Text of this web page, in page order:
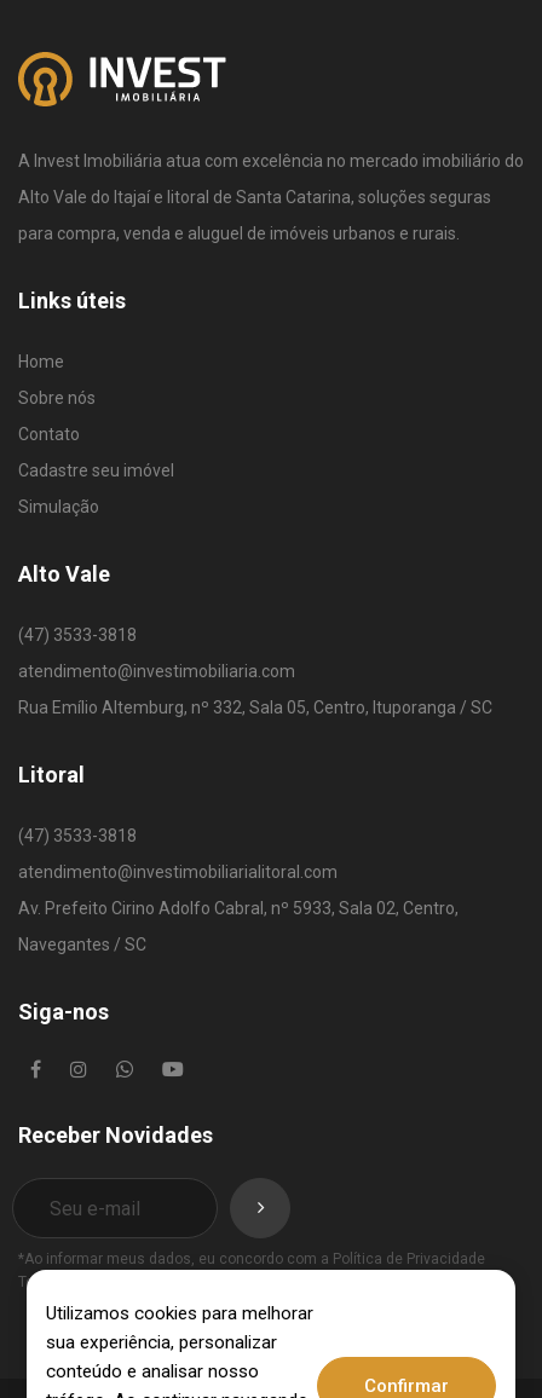
A Invest Imobiliária atua com excelência no mercado imobiliário do
Alto Vale do Itajaí e litoral de Santa Catarina, soluções seguras
para compra, venda e aluguel de imóveis urbanos e rurais.
Links úteis
Home
Sobre nós
Contato
Cadastre seu imóvel
Simulação
Alto Vale
(47) 3533-3818
atendimento@investimobiliaria.com
Rua Emílio Altemburg, nº 332, Sala 05, Centro, Ituporanga / SC
Litoral
(47) 3533-3818
atendimento@investimobiliarialitoral.com
Av. Prefeito Cirino Adolfo Cabral, nº 5933, Sala 02, Centro,
Navegantes / SC
Siga-nos
Receber Novidades
*Ao informar meus dados, eu concordo com a Política de Privacidade
Termos de Uso
Utilizamos cookies para melhorar
sua experiência, personalizar
conteúdo e analisar nosso
Confirmar